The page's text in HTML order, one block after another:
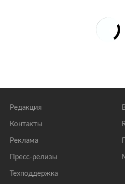
Редакция
Контакты
Реклама
Пресс-релизы
Техподдержка